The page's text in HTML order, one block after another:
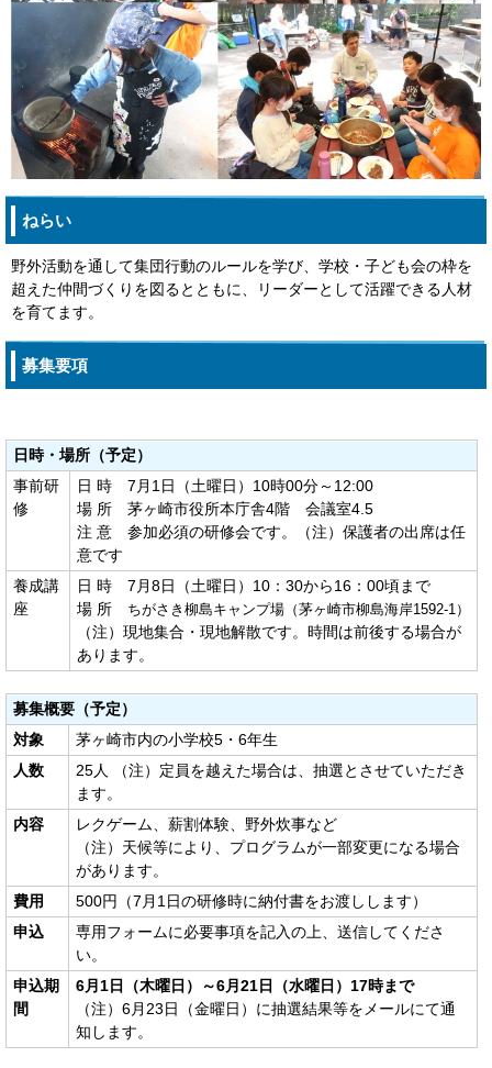
ねらい
野外活動を通して集団行動のルールを学び、学校・子ども会の枠を
超えた仲間づくりを図るとともに、リーダーとして活躍できる人材
を育てます。
募集要項
日時・場所（予定）
事前研
修
日 時 7月1日（土曜日）10時00分～12:00
場 所 茅ヶ崎市役所本庁舎4階 会議室4.5
注 意 参加必須の研修会です。（注）保護者の出席は任
意です
養成講
座
日 時 7月8日（土曜日）10：30から16：00頃まで
場 所 ちがさき柳島キャンプ場（茅ヶ崎市柳島海岸1592-1）
（注）現地集合・現地解散です。時間は前後する場合が
あります。
募集概要（予定）
対象
茅ヶ崎市内の小学校5・6年生
人数
25人 （注）定員を越えた場合は、抽選とさせていただき
ます。
内容
レクゲーム、薪割体験、野外炊事など
（注）天候等により、プログラムが一部変更になる場合
があります。
費用
500円（7月1日の研修時に納付書をお渡しします）
申込
専用フォームに必要事項を記入の上、送信してくださ
い。
申込期
間
6月1日（木曜日）～6月21日（水曜日）17時まで
（注）6月23日（金曜日）に抽選結果等をメールにて通
知します。